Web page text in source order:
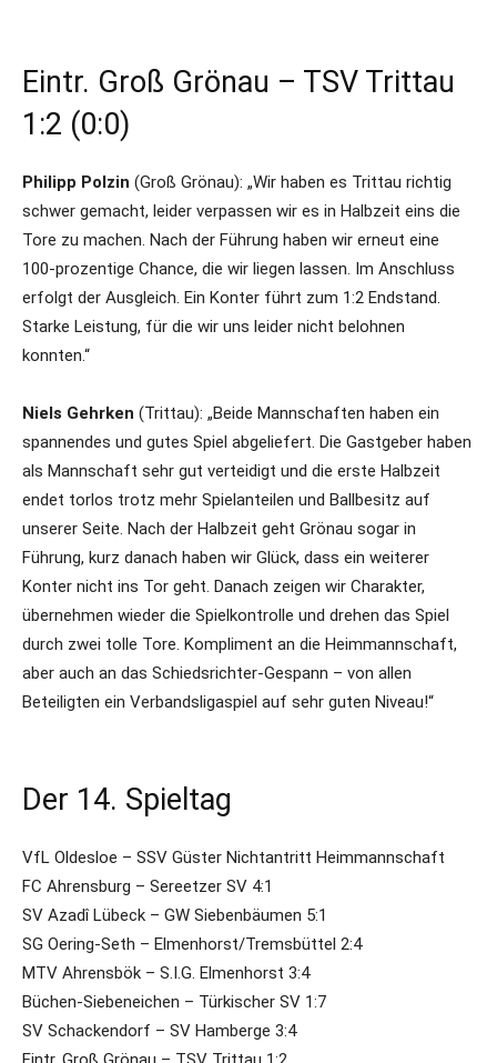
Eintr. Groß Grönau – TSV Trittau
1:2 (0:0)
Philipp Polzin (Groß Grönau): „Wir haben es Trittau richtig
schwer gemacht, leider verpassen wir es in Halbzeit eins die
Tore zu machen. Nach der Führung haben wir erneut eine
100-prozentige Chance, die wir liegen lassen. Im Anschluss
erfolgt der Ausgleich. Ein Konter führt zum 1:2 Endstand.
Starke Leistung, für die wir uns leider nicht belohnen
konnten.“
Niels Gehrken (Trittau): „Beide Mannschaften haben ein
spannendes und gutes Spiel abgeliefert. Die Gastgeber haben
als Mannschaft sehr gut verteidigt und die erste Halbzeit
endet torlos trotz mehr Spielanteilen und Ballbesitz auf
unserer Seite. Nach der Halbzeit geht Grönau sogar in
Führung, kurz danach haben wir Glück, dass ein weiterer
Konter nicht ins Tor geht. Danach zeigen wir Charakter,
übernehmen wieder die Spielkontrolle und drehen das Spiel
durch zwei tolle Tore. Kompliment an die Heimmannschaft,
aber auch an das Schiedsrichter-Gespann – von allen
Beteiligten ein Verbandsligaspiel auf sehr guten Niveau!“
Der 14. Spieltag
VfL Oldesloe – SSV Güster Nichtantritt Heimmannschaft
FC Ahrensburg – Sereetzer SV 4:1
SV Azadî Lübeck – GW Siebenbäumen 5:1
SG Oering-Seth – Elmenhorst/Tremsbüttel 2:4
MTV Ahrensbök – S.I.G. Elmenhorst 3:4
Büchen-Siebeneichen – Türkischer SV 1:7
SV Schackendorf – SV Hamberge 3:4